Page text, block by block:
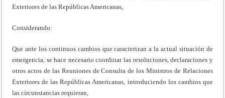
Exteriores de las Repúblicas Americanas,
Considerando:
Que ante los continuos cambios que caracterizan a la actual situación de
emergencia, se hace necesario coordinar las resoluciones, declaraciones y
otros actos de las Reuniones de Consulta de los Ministros de Relaciones
Exteriores de las Repúblicas Americanas, introduciendo los cambios que
las circunstancias requieran,